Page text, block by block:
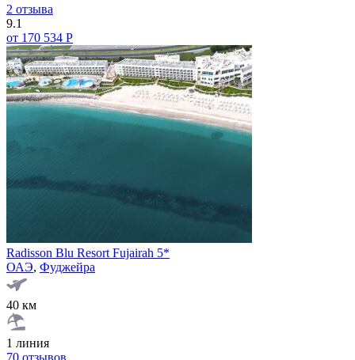
2 отзыва
9.1
от 170 534 Р
Radisson Blu Resort Fujairah 5*
ОАЭ, Фуджейра
40 км
1 линия
70 отзывов